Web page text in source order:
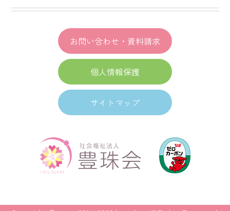
お問い合わせ・資料請求
個人情報保護
サイトマップ